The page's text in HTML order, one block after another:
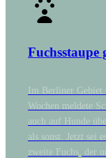
Fuchsstaupe
Im Berliner Gebiet
Wochen meldete
auch auf Hunde
als sonst. Jetzt sei
zweite Fuchs, der